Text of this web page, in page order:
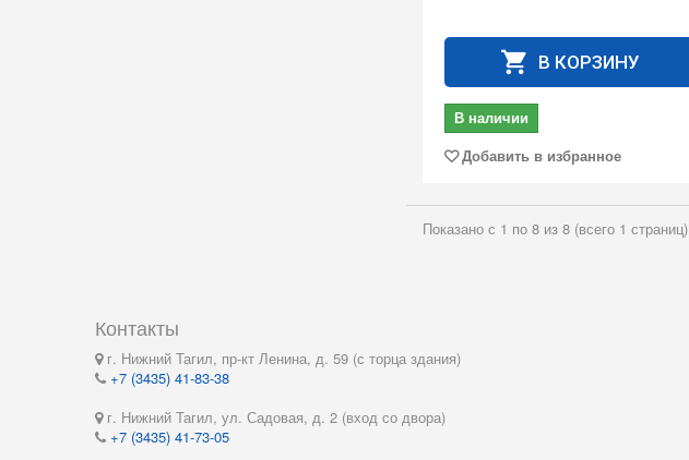
В КОРЗИНУ
В наличии
Добавить в избранное
Показано с 1 по 8 из 8 (всего 1 страниц)
Контакты
г. Нижний Тагил, пр-кт Ленина, д. 59 (с торца здания)
+7 (3435) 41-83-38
г. Нижний Тагил, ул. Садовая, д. 2 (вход со двора)
+7 (3435) 41-73-05